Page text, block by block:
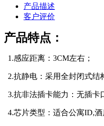
产品描述
客户评价
产品特点：
1.感应距离：3CM左右；
2.抗静电：采用全封闭式结
3.抗非法插卡能力：无插卡
4.芯片类型：适合公寓ID,